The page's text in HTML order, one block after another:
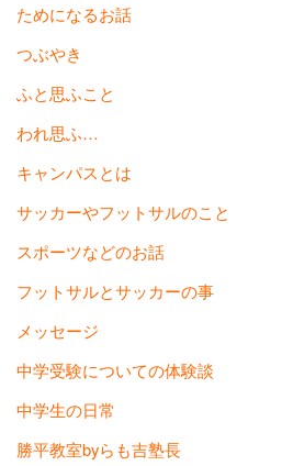
ためになるお話
つぶやき
ふと思ふこと
われ思ふ…
キャンパスとは
サッカーやフットサルのこと
スポーツなどのお話
フットサルとサッカーの事
メッセージ
中学受験についての体験談
中学生の日常
勝平教室byらも吉塾長